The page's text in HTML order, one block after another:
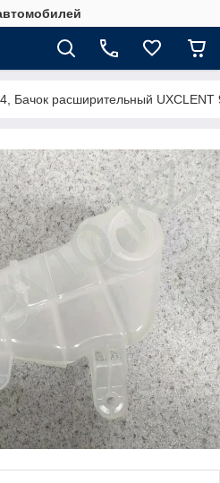
Бачок расширительный UXCLENT